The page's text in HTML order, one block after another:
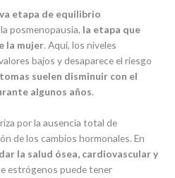
etapa de equilibrio
posmenopausia, la etapa que
la mujer. Aquí, los niveles
bajos y desaparece el riesgo
suelen disminuir con el
algunos años.
por la ausencia total de
de los cambios hormonales. En
la salud ósea, cardiovascular y
estrógenos puede tener